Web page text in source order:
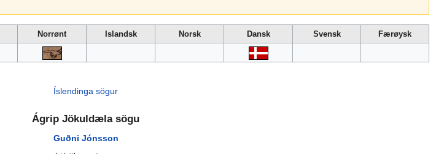
Norrønt Islandsk Norsk Dansk Svensk
Færøysk
Íslendinga sögur
Ágrip Jökuldæla sögu
Guðni Jónsson